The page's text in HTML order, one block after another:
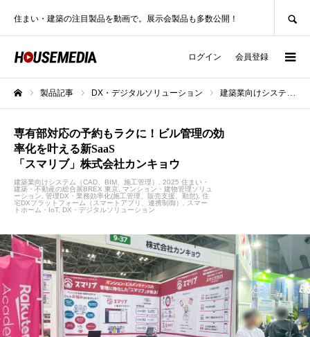
住まい・建築の注目製品を動画で。展示会製品も多数公開！
ログイン 会員登録
製品記事 DX・デジタルソリューション 建築業向けシステム（CAD、BIM、施工管理）
専有部対応の予約もラクに！ビル管理の効
率化を叶える新SaaS
「スマリブ」株式会社カンキョウ
建築業向けシステム（CAD、BIM、施工管理）
2025 住まい・
建築・不動産の総合展BREX 東京
マンション・建物管理ソリュ
ーション
管理DX・業務効率化(施工管理、販売支援、勤怠) 住
宅DXプラットフォーム（スマートアプリ、連携制御）
スマー
トホーム・IoT
DX・デジタルソリューション